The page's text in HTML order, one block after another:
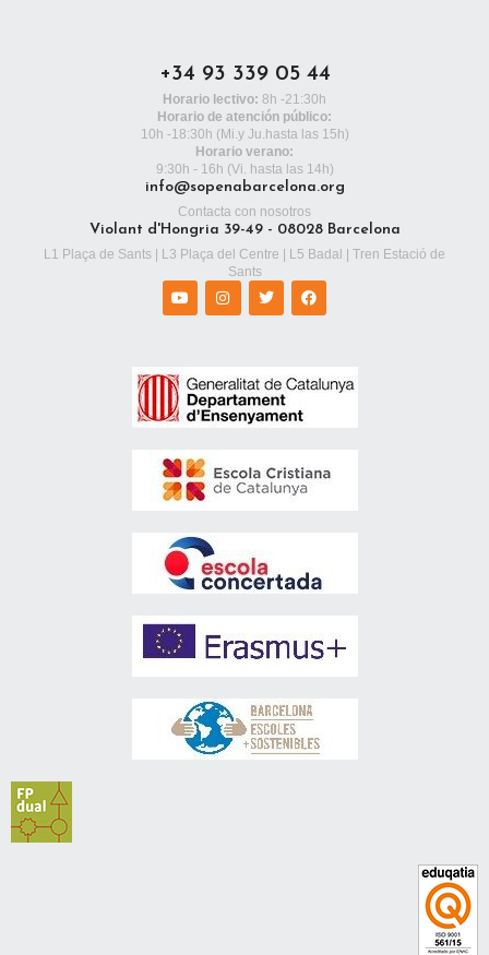
+34 93 339 05 44
Horario lectivo: 8h -21:30h
Horario de atención público:
10h -18:30h (Mi.y Ju.hasta las 15h)
Horario verano:
9:30h - 16h (Vi. hasta las 14h)
info@sopenabarcelona.org
Contacta con nosotros
Violant d'Hongria 39-49 - 08028 Barcelona
L1 Plaça de Sants | L3 Plaça del Centre | L5 Badal | Tren Estació de
Sants